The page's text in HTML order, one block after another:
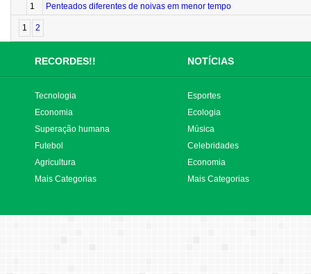
1
Penteados diferentes de noivas em menor tempo
1 2
RECORDES!! NOTÍCIAS
Tecnologia
Economia
Superação humana
Futebol
Agricultura
Mais Categorias
Esportes
Ecologia
Música
Celebridades
Economia
Mais Categorias